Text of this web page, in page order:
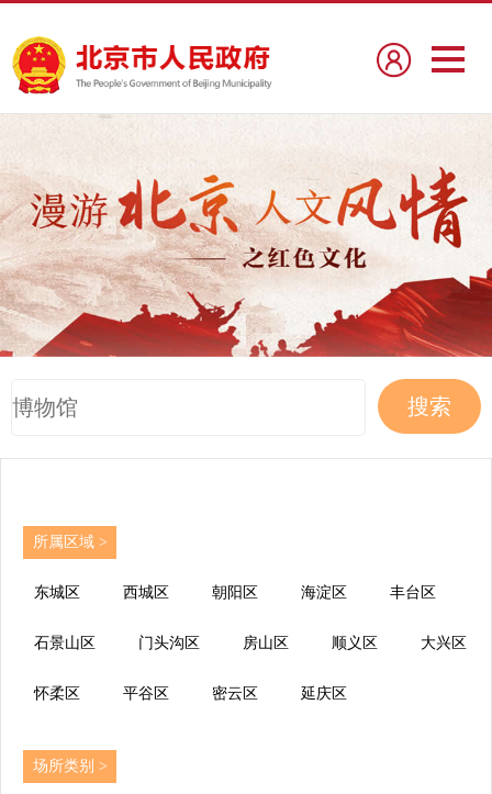
所属区域 >
东城区 西城区 朝阳区 海淀区 丰台区
石景山区 门头沟区 房山区 顺义区 大兴区
怀柔区 平谷区 密云区 延庆区
场所类别 >